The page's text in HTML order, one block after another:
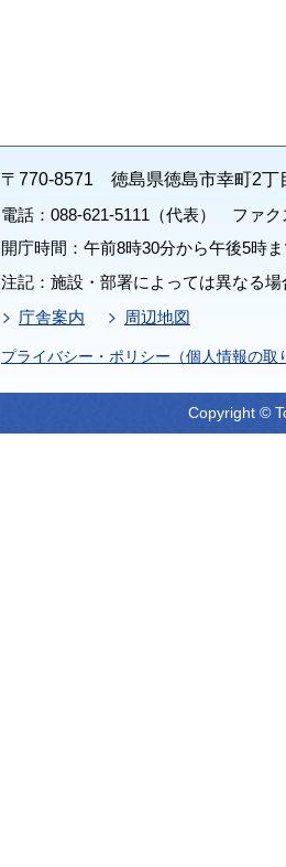
〒770-8571 徳島県徳島市幸町2丁
電話：088-621-5111（代表） ファク
開庁時間：午前8時30分から午後5時
注記：施設・部署によっては異なる
庁舎案内
周辺地図
プライバシー・ポリシー（個人情報の取
Copyright ©